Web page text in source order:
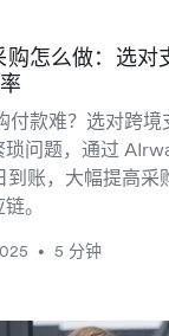
购怎么做：选对
付款难？选对跨
问题，通过
到账，大幅提高采
。
• 5 分钟